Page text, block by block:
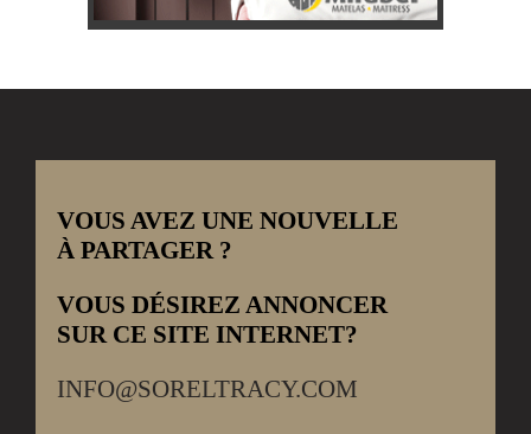
VOUS AVEZ UNE NOUVELLE
À PARTAGER ?
VOUS DÉSIREZ ANNONCER
SUR CE SITE INTERNET?
INFO@SORELTRACY.COM